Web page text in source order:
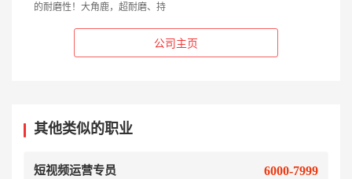
的耐磨性！大角鹿，超耐磨、持
公司主页
其他类似的职业
短视频运营专员 6000-7999